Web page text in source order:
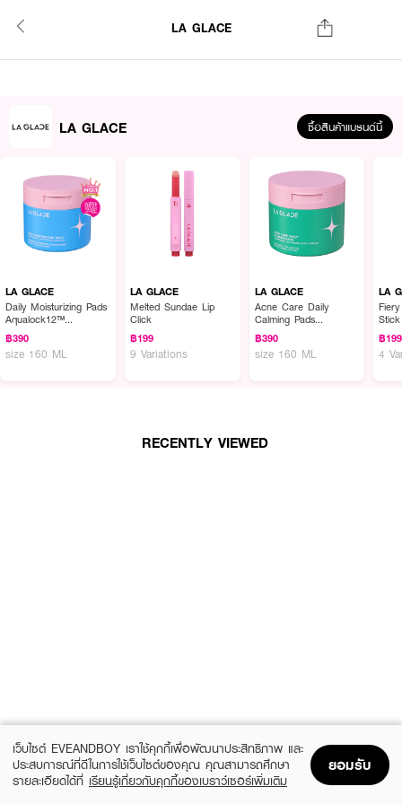
LA GLACE
LA GLACE ซื้อสินค้าแบรนด์นี้
LA GLACE
Daily Moisturizing Pads
Aqualock12™
Hyaluronic Complex
฿390
size 160 ML
LA GLACE
Melted Sundae Lip
Click
฿199
9 Variations
LA GLACE
Acne Care Daily
Calming Pads
Acnesphere
฿390
size 160 ML
LA
Stick
฿199
4
RECENTLY VIEWED
เว็บไซต์ EVEANDBOY เราใช้คุกกี้เพื่อพัฒนาประสิทธิภาพ และ
ประสบการณ์ที่ดีในการใช้เว็บไซต์ของคุณ คุณสามารถศึกษา
รายละเอียดได้ที่ เรียนรู้เกี่ยวกับคุกกี้ของเบราว์เซอร์เพิ่มเติม
ยอมรับ